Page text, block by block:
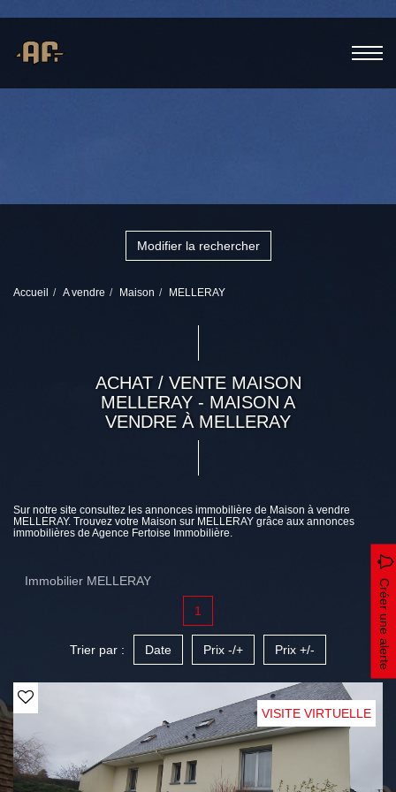
Modifier la rechercher
Accueil A vendre Maison MELLERAY
ACHAT / VENTE MAISON
MELLERAY - MAISON A
VENDRE À MELLERAY
Sur notre site consultez les annonces immobilière de Maison à vendre
MELLERAY. Trouvez votre Maison sur MELLERAY grâce aux annonces
immobilières de Agence Fertoise Immobilière.
Immobilier MELLERAY Créer une alerte
1
Trier par : Date Prix -/+ Prix +/-
VISITE VIRTUELLE